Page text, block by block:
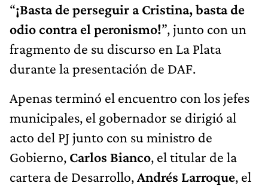
“¡Basta de perseguir a Cristina, basta de
odio contra el peronismo!”, junto con un
fragmento de su discurso en La Plata
durante la presentación de DAF.
Apenas terminó el encuentro con los jefes
municipales, el gobernador se dirigió al
acto del PJ junto con su ministro de
Gobierno, Carlos Bianco, el titular de la
cartera de Desarrollo,Andrés Larroque, el